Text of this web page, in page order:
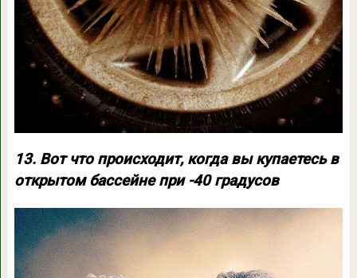
13. Вот что происходит, когда вы купаетесь в
открытом бассейне при -40 градусов